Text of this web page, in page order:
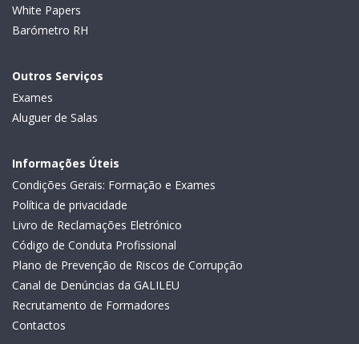
White Papers
Barómetro RH
Outros Serviços
Exames
Aluguer de Salas
Informações Úteis
Condições Gerais: Formação e Exames
Política de privacidade
Livro de Reclamações Eletrónico
Código de Conduta Profissional
Plano de Prevenção de Riscos de Corrupção
Canal de Denúncias da GALILEU
Recrutamento de Formadores
Contactos